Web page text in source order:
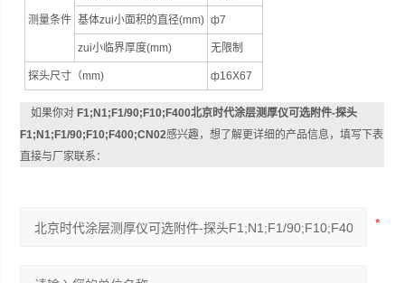
测量条件 基体zui小面积的直径(mm) ф7
zui小临界厚度(mm) 无限制
探头尺寸（mm) ф16X67
如果你对 F1;N1;F1/90;F10;F400北京时代涂层测厚仪可选附件-探头
F1;N1;F1/90;F10;F400;CN02感兴趣，想了解更详细的产品信息，填写下表
直接与厂家联系：